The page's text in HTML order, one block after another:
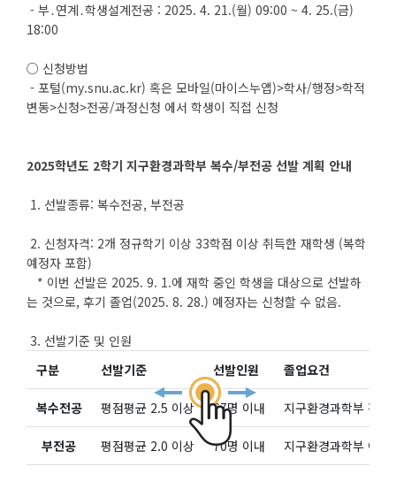
- 부․연계․학생설계전공 : 2025. 4. 21.(월) 09:00 ~ 4. 25.(금)
18:00
○ 신청방법
- 포털(my.snu.ac.kr) 혹은 모바일(마이스누앱)>학사/행정>학적
변동>신청>전공/과정신청 에서 학생이 직접 신청
2025학년도 2학기 지구환경과학부 복수/부전공 선발 계획 안내
1. 선발종류: 복수전공, 부전공
2. 신청자격: 2개 정규학기 이상 33학점 이상 취득한 재학생 (복학
예정자 포함)
* 이번 선발은 2025. 9. 1.에 재학 중인 학생을 대상으로 선발하
는 것으로, 후기 졸업(2025. 8. 28.) 예정자는 신청할 수 없음.
3. 선발기준 및 인원
구분
선발기준 선발인원 졸업요건
복수전공 평점평균 2.5 이상 67명 이내 지구환경과학부 전
부전공 평점평균 2.0 이상 70명 이내 지구환경과학부 이